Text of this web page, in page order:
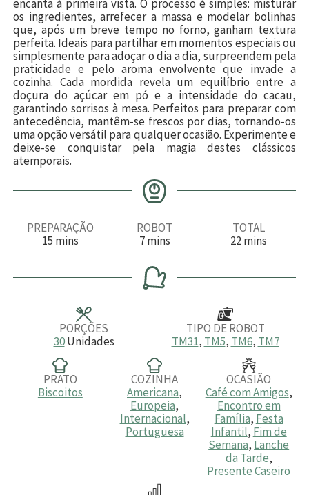
encanta à primeira vista. O processo é simples: misturar
os ingredientes, arrefecer a massa e modelar bolinhas
que, após um breve tempo no forno, ganham textura
perfeita. Ideais para partilhar em momentos especiais ou
simplesmente para adoçar o dia a dia, surpreendem pela
praticidade e pelo aroma envolvente que invade a
cozinha. Cada mordida revela um equilíbrio entre a
doçura do açúcar em pó e a intensidade do cacau,
garantindo sorrisos à mesa. Perfeitos para preparar com
antecedência, mantêm-se frescos por dias, tornando-os
uma opção versátil para qualquer ocasião. Experimente e
deixe-se conquistar pela magia destes clássicos
atemporais.
PREPARAÇÃO
15m
u
mins
ROBOT
7m
n
u
t
mins
TOTAL
22m
u
mins
PORÇÕES
30 Unidades
TIPO DE ROBOT
TM31, TM5, TM6, TM7
PRATO
Biscoitos
COZINHA
Americana,
Europeia,
Internacional,
Portuguesa
OCASIÃO
Café com Amigos,
Encontro em
Família, Festa
Infantil, Fim de
Semana, Lanche
da Tarde,
Presente Caseiro